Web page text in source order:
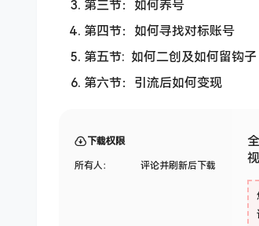
第三节：如何养号
第四节：如何寻找对标账号
第五节: 如何二创及如何留钩子
第六节：引流后如何变现
下载权限
所有人： 评论并刷新后下载